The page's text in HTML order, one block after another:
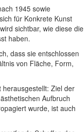
1945 sowie
für Konkrete Kunst
sichtbar, wie diese die
haben.
dass sie entschlossen
von Fläche, Form,
herausgestellt: Ziel der
Aufbruch
wurde, ist auch